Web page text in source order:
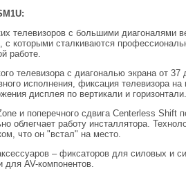
телевизоров с большими диагоналями
которыми сталкиваются
работе.
телевизора с диагональю экрана от
исполнения, фиксация телевизора
дисплея по вертикали и горизонтали.
и поперечного сдвига Centerless Shift
облегчает работу инсталлятора.
что он "встал" на место.
– фиксаторов для силовых и
для AV-компонентов.